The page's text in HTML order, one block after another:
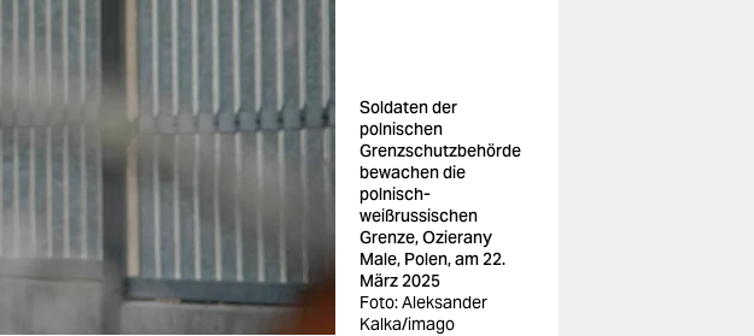
Soldaten der
polnischen
Grenzschutzbehörde
bewachen die
polnisch-
weißrussischen
Grenze, Ozierany
Male, Polen, am 22.
März 2025
Foto: Aleksander
Kalka/imago